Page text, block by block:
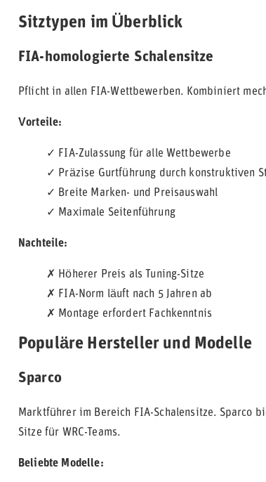
Sitztypen im Überblick
FIA-homologierte Schalensitze
Pflicht in allen FIA-Wettbewerben. Kombiniert
Vorteile:
✓ FIA-Zulassung für alle Wettbewerbe
✓ Präzise Gurtführung durch konstruktiven
✓ Breite Marken- und Preisauswahl
✓ Maximale Seitenführung
Nachteile:
✗ Höherer Preis als Tuning-Sitze
✗ FIA-Norm läuft nach 5 Jahren ab
✗ Montage erfordert Fachkenntnis
Populäre Hersteller und Modelle
Sparco
Marktführer im Bereich FIA-Schalensitze. Sparco
Sitze für WRC-Teams.
Beliebte Modelle: